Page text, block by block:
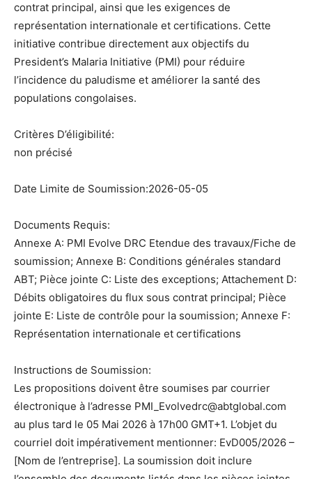
contrat principal, ainsi que les exigences de
représentation internationale et certifications. Cette
initiative contribue directement aux objectifs du
President’s Malaria Initiative (PMI) pour réduire
l’incidence du paludisme et améliorer la santé des
populations congolaises.
Critères D’éligibilité:
non précisé
Date Limite de Soumission:2026-05-05
Documents Requis:
Annexe A: PMI Evolve DRC Etendue des travaux/Fiche de
soumission; Annexe B: Conditions générales standard
ABT; Pièce jointe C: Liste des exceptions; Attachement D:
Débits obligatoires du flux sous contrat principal; Pièce
jointe E: Liste de contrôle pour la soumission; Annexe F:
Représentation internationale et certifications
Instructions de Soumission:
Les propositions doivent être soumises par courrier
électronique à l’adresse PMI_Evolvedrc@abtglobal.com
au plus tard le 05 Mai 2026 à 17h00 GMT+1. L’objet du
courriel doit impérativement mentionner: EvD005/2026 –
[Nom de l’entreprise]. La soumission doit inclure